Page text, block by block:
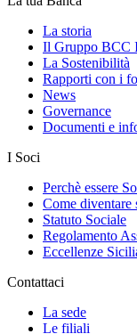
La storia
Il Gruppo BCC
La Sostenibilità
Rapporti con i
News
Governance
Documenti e
I Soci
Perchè essere
Come diventare
Statuto Sociale
Regolamento
Eccellenze
Contattaci
La sede
Le filiali